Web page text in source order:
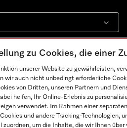
zu Cookies, die einer
unserer Website zu gewährleisten,
wir auch nicht unbedingt erforderliche
von Dritten, unseren Partnern und
helfen, Ihr Online-Erlebnis zu
verwendet. Im Rahmen einer
und andere Tracking-Technologien,
um die Inhalte, die wir Ihnen